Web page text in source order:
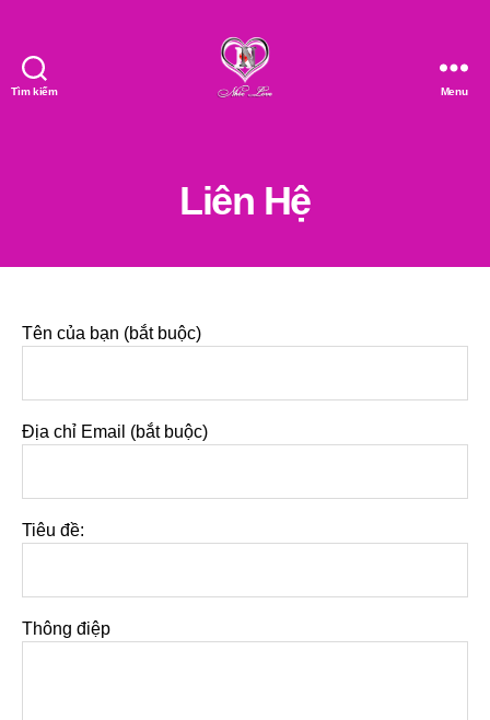
Tìm kiếm Menu
Liên Hệ
Tên của bạn (bắt buộc)
Địa chỉ Email (bắt buộc)
Tiêu đề:
Thông điệp